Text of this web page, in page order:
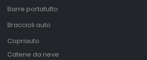
Barre portatutto
Braccioli auto
Copriauto
Catene da neve